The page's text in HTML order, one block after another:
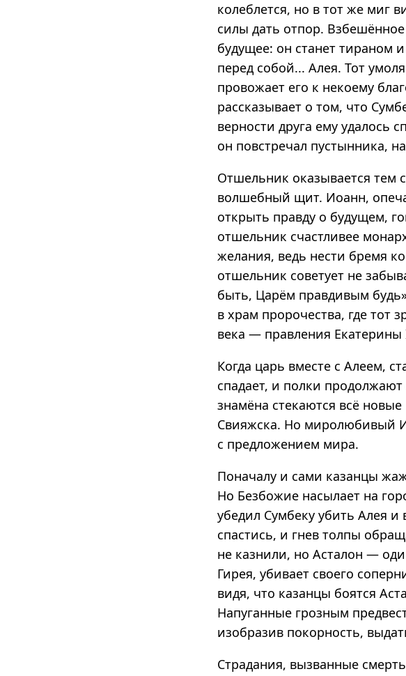
колеблется, но в тот же миг
силы дать отпор.
будущее: он станет тираном
перед собой... Алея. Тот
провожает его к некоему
рассказывает о том, что
верности друга ему удалось
он повстречал пустынника,
Отшельник оказывается
волшебный щит. Иоанн,
открыть правду о будущем,
отшельник счастливее
желания, ведь нести бремя
отшельник советует не
быть, Царём правдивым
в храм пророчества, где тот
века — правления Екатерины
Когда царь вместе с Алеем,
спадает, и полки
знамёна стекаются всё
Свияжска. Но миролюбивый
с предложением мира.
Поначалу и сами казанцы
Но Безбожие насылает на
убедил Сумбеку убить Алея и
спастись, и гнев толпы
не казнили, но Асталон —
Гирея, убивает своего
видя, что казанцы боятся
Напуганные грозным
изобразив покорность,
Страдания, вызванные